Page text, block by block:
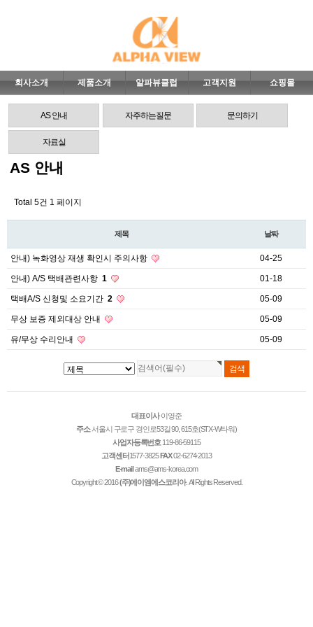
회사소개 제품소개 알파뷰클럽 고객지원 쇼핑몰
AS 안내 자주하는질문 문의하기
자료실
AS 안내
Total 5건 1 페이지
제목 날짜
안내) 녹화영상 재생 확인시 주의사항 04-25
안내) A/S 택배관련사항 1 01-18
택배A/S 신청및 소요기간 2 05-09
무상 보증 제외대상 안내 05-09
유/무상 수리안내 05-09
대표이사이영준
주소서울시 구로구 경인로53길 90, 615호(STX-W타워)
사업자등록번호 119-86-59115
고객센터1577-3825FAX02-6274-2013
E-mailams@ams-korea.com
Copyright © 2016(주)에이엠에스코리아. All Rights Reserved.